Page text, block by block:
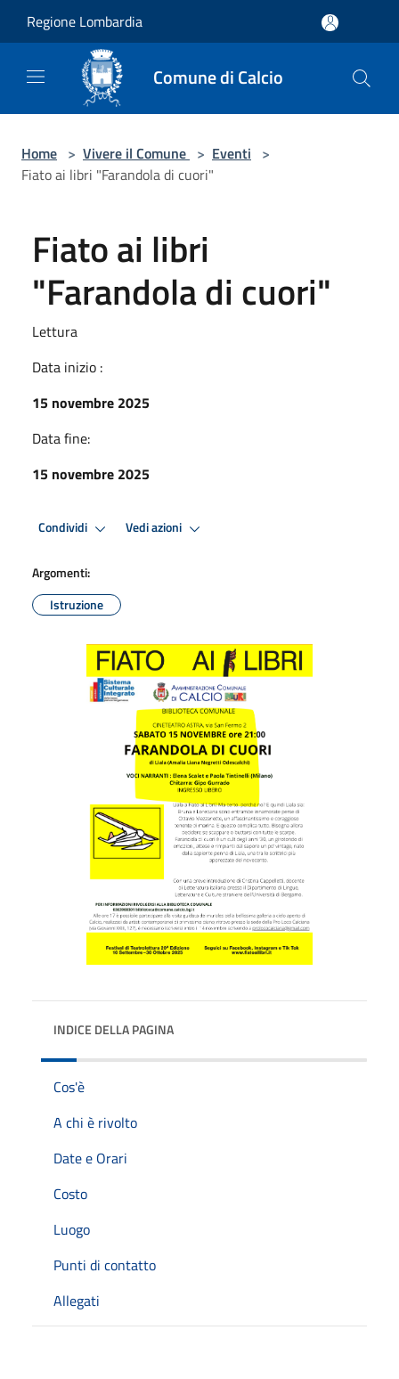
Regione Lombardia
Comune di Calcio
Home > Vivere il Comune > Eventi >
Fiato ai libri "Farandola di cuori"
Fiato ai libri
"Farandola di cuori"
Lettura
Data inizio :
15 novembre 2025
Data fine:
15 novembre 2025
Condividi Vedi azioni
Argomenti:
Istruzione
INDICE DELLA PAGINA
Cos'è
A chi è rivolto
Date e Orari
Costo
Luogo
Punti di contatto
Allegati